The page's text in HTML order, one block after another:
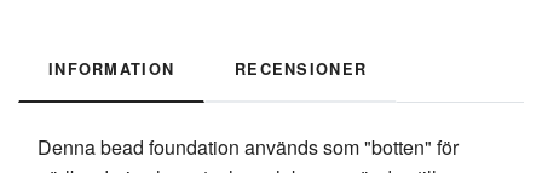
INFORMATION RECENSIONER
Denna bead foundation används som "botten" för